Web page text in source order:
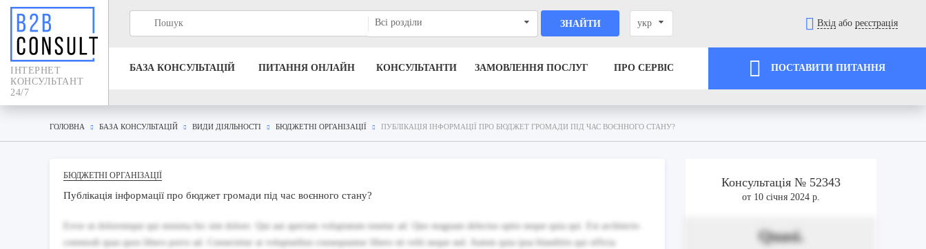
IНТЕРНЕТ
КОНСУЛЬТАНТ
24/7
Всі розділи ЗНАЙТИ укр Вхід або реєстрація
БАЗА КОНСУЛЬТАЦIЙ ПИТАННЯ ОНЛАЙН КОНСУЛЬТАНТИ ЗАМОВЛЕННЯ ПОСЛУГ ПРО СЕРВІС ПОСТАВИТИ ПИТАННЯ
ГОЛОВНА БАЗА КОНСУЛЬТАЦIЙ ВИДИ ДІЯЛЬНОСТІ БЮДЖЕТНІ ОРГАНІЗАЦІЇ ПУБЛІКАЦІЯ ІНФОРМАЦІЇ ПРО БЮДЖЕТ ГРОМАДИ ПІД ЧАС ВОЄННОГО СТАНУ?
БЮДЖЕТНІ ОРГАНІЗАЦІЇ
Публікація інформації про бюджет громади під час воєнного стану?
Error ut doloremque qui minima hic sint dolore. Qui aut aperiam voluptatum tenetur ad. Quo magnam delectus optio neque quia qui. Est architecto
commodi quas quos libero porro ad. Consectetur at voluptatibus consequuntur libero sit velit neque sed. Autem quia ipsa blanditiis qui officia
Консультація № 52343
от 10 січня 2024 р.
Quasi.